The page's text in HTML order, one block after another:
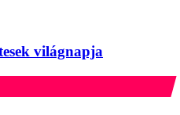
világnapja